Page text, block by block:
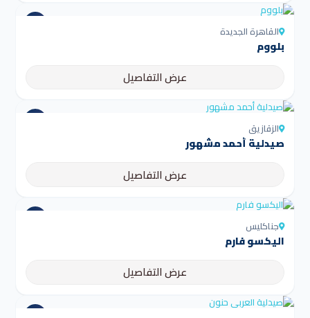
القاهرة الجديدة
بلووم
عرض التفاصيل
الزقازيق
صيدلية أحمد مشهور
عرض التفاصيل
جناكليس
اليكسو فارم
عرض التفاصيل